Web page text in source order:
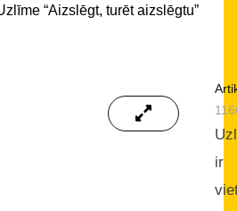
“Aizslēgt, turēt aizslēgtu”
ir